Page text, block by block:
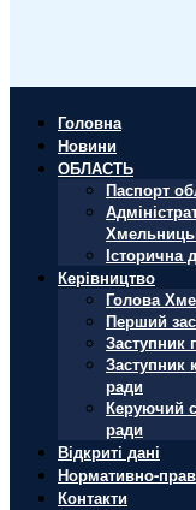
Головна
Новини
ОБЛАСТЬ
Паспорт
Історична
Керівництво
Голова
Перший
Заступник
Заступник
ради
Керуючий
ради
Відкриті дані
Нормативно-
Контакти